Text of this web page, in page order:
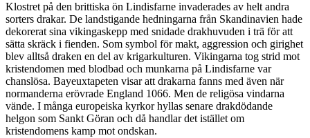
Klostret på den brittiska ön Lindisfarne invaderades av helt andra
sorters drakar. De landstigande hedningarna från Skandinavien hade
dekorerat sina vikingaskepp med snidade drakhuvuden i trä för att
sätta skräck i fienden. Som symbol för makt, aggression och girighet
blev alltså draken en del av krigarkulturen. Vikingarna tog strid mot
kristendomen med blodbad och munkarna på Lindisfarne var
chanslösa. Bayeuxtapeten visar att drakarna fanns med även när
normanderna erövrade England 1066. Men de religösa vindarna
vände. I många europeiska kyrkor hyllas senare drakdödande
helgon som Sankt Göran och då handlar det istället om
kristendomens kamp mot ondskan.